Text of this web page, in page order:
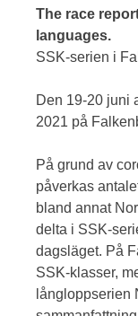
The race
languages.
SSK-serien i
Den 19-20 juni
2021 på
På grund av
påverkas
bland annat
delta i SSK-
dagsläget. På
SSK-klasser,
långloppserien